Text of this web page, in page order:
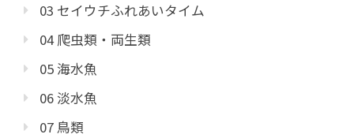
03 セイウチふれあいタイム
04 爬虫類・両生類
05 海水魚
06 淡水魚
07 鳥類